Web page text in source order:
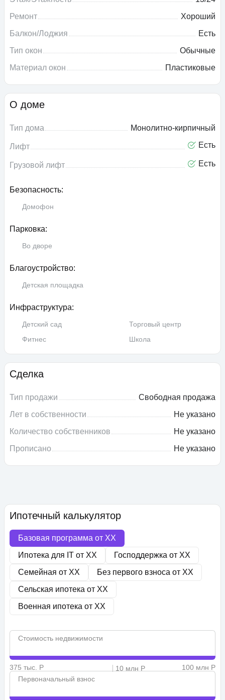
Ремонт
Хороший
Балкон/Лоджия
Есть
Тип окон
Обычные
Материал окон
Пластиковые
О доме
Тип дома Монолитно-кирпичный
Лифт Есть
Грузовой лифт Есть
Безопасность:
Домофон
Парковка:
Во дворе
Благоустройство:
Детская площадка
Инфраструктура:
Детский сад
Торговый центр
Фитнес
Школа
Сделка
Тип продажи
Свободная продажа
Лет в собственности
Не указано
Количество собственников
Не указано
Прописано
Не указано
Ипотечный калькулятор
Базовая программа от XX
Ипотека для IT от XX Господдержка от XX
Семейная от XX Без первого взноса от XX
Сельская ипотека от XX
Военная ипотека от XX
Стоимость недвижимости
375 тыс. Р 10 млн Р
100 млн Р
Первоначальный взнос